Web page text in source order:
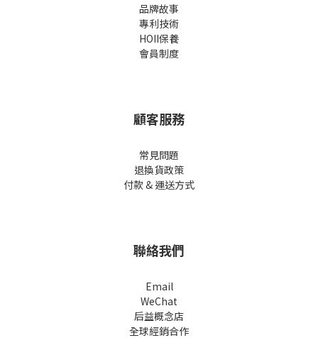
品牌故事
專利技術
HOII保養
會員制度
顧客服務
常見問題
退換貨政策
付款 & 運送方式
聯絡我們
Email
WeChat
后益概念店
全球經銷合作